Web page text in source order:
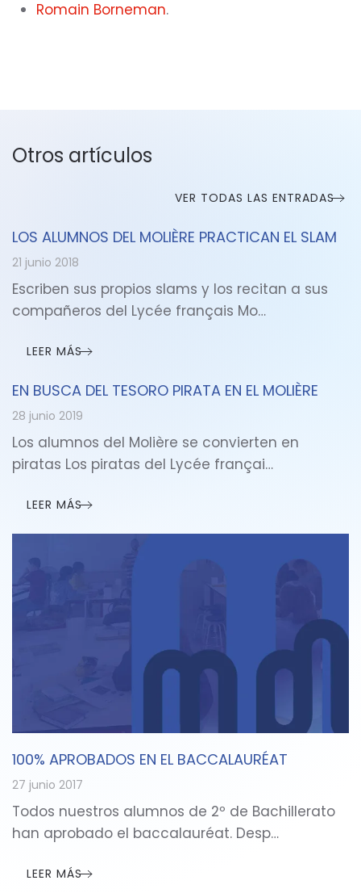
Romain Borneman.
Otros artículos
VER TODAS LAS ENTRADAS
LOS ALUMNOS DEL MOLIÈRE PRACTICAN EL SLAM
21 junio 2018
Escriben sus propios slams y los recitan a sus
compañeros del Lycée français Mo…
LEER MÁS
EN BUSCA DEL TESORO PIRATA EN EL MOLIÈRE
28 junio 2019
Los alumnos del Molière se convierten en
piratas Los piratas del Lycée françai…
LEER MÁS
100% APROBADOS EN EL BACCALAURÉAT
27 junio 2017
Todos nuestros alumnos de 2º de Bachillerato
han aprobado el baccalauréat. Desp…
LEER MÁS